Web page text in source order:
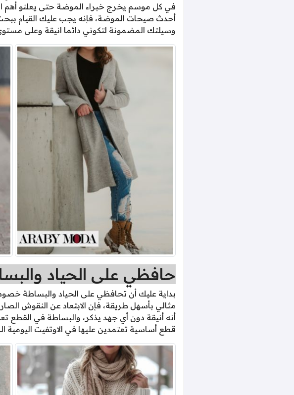
في كل موسم يخرج خبراء الموضة حتى يعلنو أهم
أحدث صيحات الموضة، فإنه يجب عليك القيام
وسيلتك المضمونة لتكوني دائما انيقة وعلى
حافظي على الحياد
بداية عليك أن تحافظي على الحياد والبساطة
مثالي بأسهل طريقة، فإن الابتعاد عن النقوش
أنه أنيقة دون أي جهد يذكر، والبساطة في القطع
قطع أساسية تعتمدين عليها في الاوتفيت اليومية